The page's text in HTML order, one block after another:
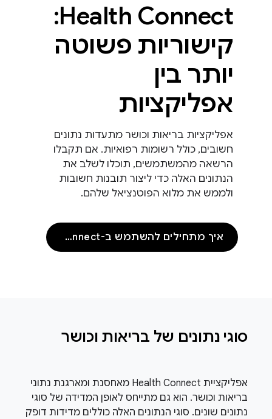
Health Connect:
קישוריות פשוטה
יותר בין
אפליקציות
אפליקציות בריאות וכושר מתעדות נתונים
חשובים, כולל רשומות רפואיות. אם תקבלו
הרשאה מהמשתמשים, תוכלו לשלב את
הנתונים האלה כדי ליצור תובנות חשובות
ולממש את מלוא הפוטנציאל שלהם.
איך מתחילים להשתמש ב-Health Connect
סוגי נתונים של בריאות וכושר
אפליקציית Health Connect מאחסנת ומארגנת נתוני
בריאות וכושר. הוא גם מתייחס לאופן המדידה של סוגי
נתונים שונים. סוגי הנתונים האלה כוללים מדידות דופק